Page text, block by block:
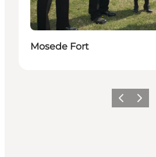
Mosede Fort
PrécédentSuivant